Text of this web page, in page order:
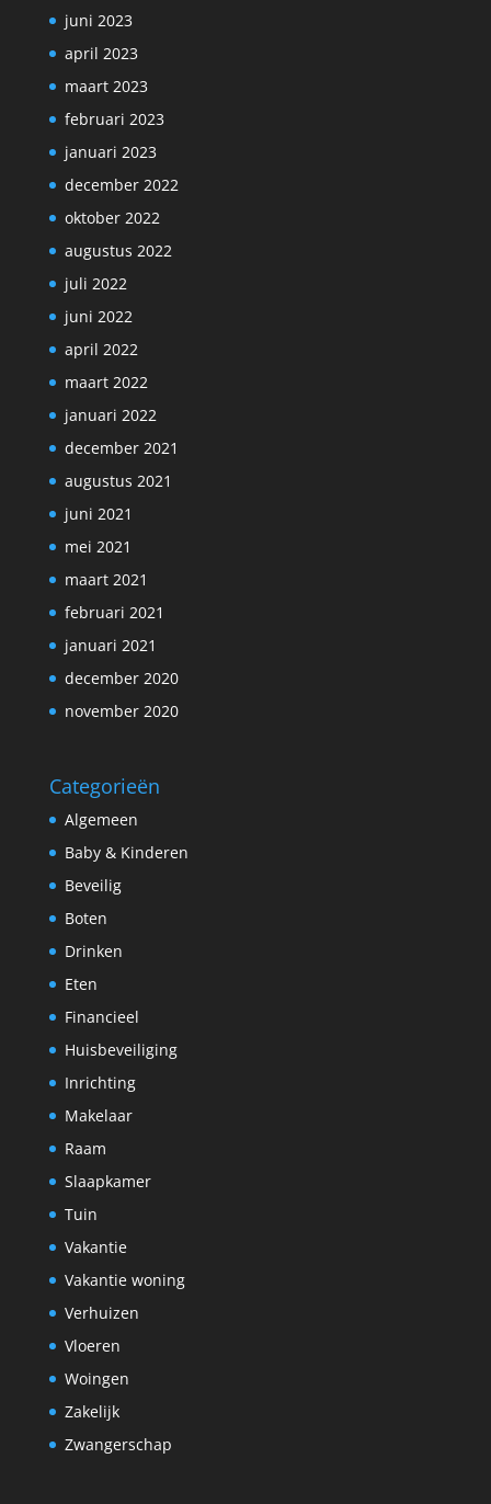
juni 2023
april 2023
maart 2023
februari 2023
januari 2023
december 2022
oktober 2022
augustus 2022
juli 2022
juni 2022
april 2022
maart 2022
januari 2022
december 2021
augustus 2021
juni 2021
mei 2021
maart 2021
februari 2021
januari 2021
december 2020
november 2020
Categorieën
Algemeen
Baby & Kinderen
Beveilig
Boten
Drinken
Eten
Financieel
Huisbeveiliging
Inrichting
Makelaar
Raam
Slaapkamer
Tuin
Vakantie
Vakantie woning
Verhuizen
Vloeren
Woingen
Zakelijk
Zwangerschap